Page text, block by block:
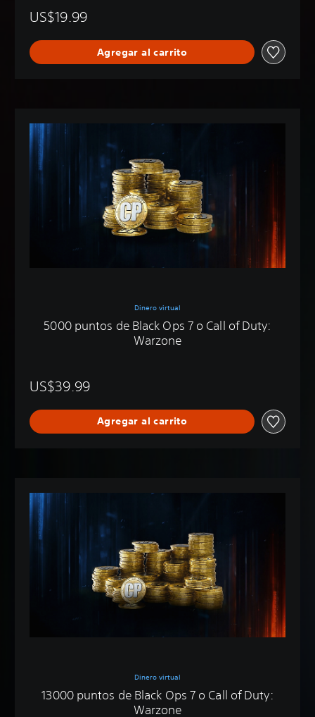
US$19.99
Agregar al carrito
Dinero virtual
5000 puntos de Black Ops 7 o Call of Duty:
Warzone
US$39.99
Agregar al carrito
Dinero virtual
13000 puntos de Black Ops 7 o Call of Duty:
Warzone